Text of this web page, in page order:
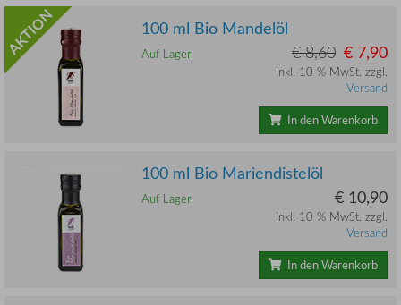
AKTION 100 ml Bio Mandelöl
Auf Lager. € 8,60 € 7,90
inkl. 10 % MwSt. zzgl.
Versand
In den Warenkorb
100 ml Bio Mariendistelöl
Auf Lager. € 10,90
inkl. 10 % MwSt. zzgl.
Versand
In den Warenkorb